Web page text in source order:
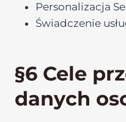
Personalizacja
Świadczenie
§6 Cele
danych